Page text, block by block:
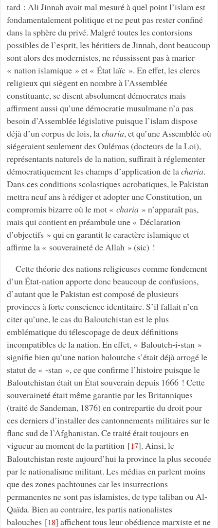
tard : Ali Jinnah avait mal mesuré à quel point l’islam est
fondamentalement politique et ne peut pas rester confiné
dans la sphère du privé. Malgré toutes les contorsions
possibles de l’esprit, les héritiers de Jinnah, dont beaucoup
sont alors des modernistes, ne réussissent pas à marier
« nation islamique » et « État laïc ». En effet, les clercs
religieux qui siègent en nombre à l’Assemblée
constituante, se disent absolument démocrates mais
affirment aussi qu’une démocratie musulmane n’a pas
besoin d’Assemblée législative puisque l’islam dispose
déjà d’un corpus de lois, lacharia, et qu’une Assemblée où
siégeraient seulement des Oulémas (docteurs de la Loi),
représentants naturels de la nation, suffirait à réglementer
démocratiquement les champs d’application de lacharia.
Dans ces conditions scolastiques acrobatiques, le Pakistan
mettra neuf ans à rédiger et adopter une Constitution, un
compromis bizarre où le mot « charia» n’apparaît pas,
mais qui contient en préambule une « Déclaration
d’objectifs » qui en garantit le caractère islamique et
affirme la « souveraineté de Allah » (sic) !
Cette théorie des nations religieuses comme fondement
d’un État-nation apporte donc beaucoup de confusions,
d’autant que le Pakistan est composé de plusieurs
provinces à forte conscience identitaire. S’il fallait n’en
citer qu’une, le cas du Baloutchistan est le plus
emblématique du télescopage de deux définitions
incompatibles de la nation. En effet, « Baloutch-i-stan »
signifie bien qu’une nation baloutche s’était déjà arrogé le
statut de « -stan », ce que confirme l’histoire puisque le
Baloutchistan était un État souverain depuis 1666 ! Cette
souveraineté était même garantie par les Britanniques
(traité de Sandeman, 1876) en contrepartie du droit pour
ces derniers d’installer des cantonnements militaires sur le
flanc sud de l’Afghanistan. Ce traité était toujours en
vigueur au moment de la partition[17]. Ainsi, le
Baloutchistan reste aujourd’hui la province la plus secouée
par le nationalisme militant. Les médias en parlent moins
que des zones pachtounes car les insurrections
permanentes ne sont pas islamistes, de type taliban ou Al-
Qaïda. Bien au contraire, les partis nationalistes
balouches [18] affichent tous leur obédience marxiste et ne